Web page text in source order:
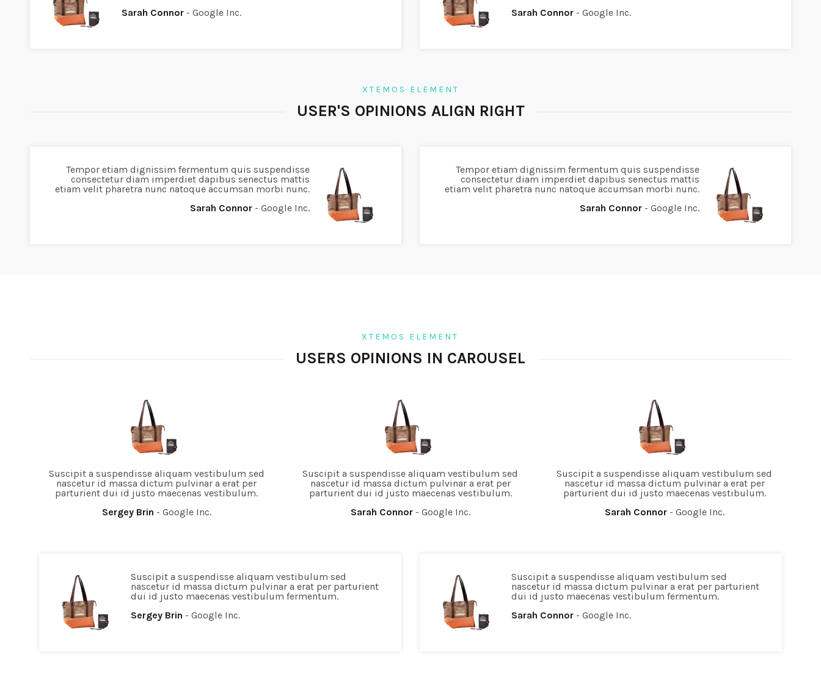
Sarah Connor
Google Inc.
Sarah Connor
Google Inc.
XTEMOS ELEMENT
USER'S OPINIONS ALIGN RIGHT
Tempor etiam dignissim fermentum quis suspendisse
consectetur diam imperdiet dapibus senectus mattis
etiam velit pharetra nunc natoque accumsan morbi nunc.
Sarah Connor
Google Inc.
Tempor etiam dignissim fermentum quis suspendisse
consectetur diam imperdiet dapibus senectus mattis
etiam velit pharetra nunc natoque accumsan morbi nunc.
Sarah Connor
Google Inc.
XTEMOS ELEMENT
USERS OPINIONS IN CAROUSEL
Suscipit a suspendisse aliquam vestibulum sed
nascetur id massa dictum pulvinar a erat per
parturient dui id justo maecenas vestibulum.
Sergey Brin
Google Inc.
Suscipit a suspendisse aliquam vestibulum sed
nascetur id massa dictum pulvinar a erat per
parturient dui id justo maecenas vestibulum.
Sarah Connor
Google Inc.
Suscipit a suspendisse aliquam vestibulum sed
nascetur id massa dictum pulvinar a erat per
parturient dui id justo maecenas vestibulum.
Sarah Connor
Google Inc.
Suscipit a suspendisse aliquam vestibulum sed
nascetur id massa dictum pulvinar a erat per parturient
dui id justo maecenas vestibulum fermentum.
Sergey Brin
Google Inc.
Suscipit a suspendisse aliquam vestibulum sed
nascetur id massa dictum pulvinar a erat per parturient
dui id justo maecenas vestibulum fermentum.
Sarah Connor
Google Inc.